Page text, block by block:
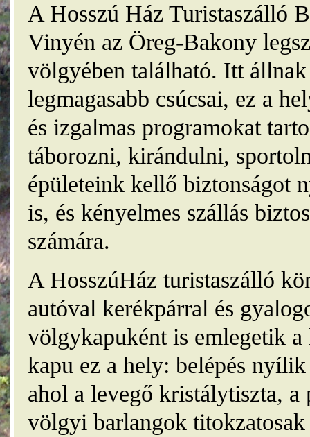
A Hosszú Ház Turistaszálló
Vinyén az Öreg-Bakony
völgyében található. Itt
legmagasabb csúcsai, ez a
és izgalmas programokat
táborozni, kirándulni,
épületeink kellő biztonságot
is, és kényelmes szállás
számára.
A HosszúHáz turistaszálló
autóval kerékpárral és
völgykapuként is emlegetik
kapu ez a hely: belépés
ahol a levegő kristálytiszta, a
völgyi barlangok